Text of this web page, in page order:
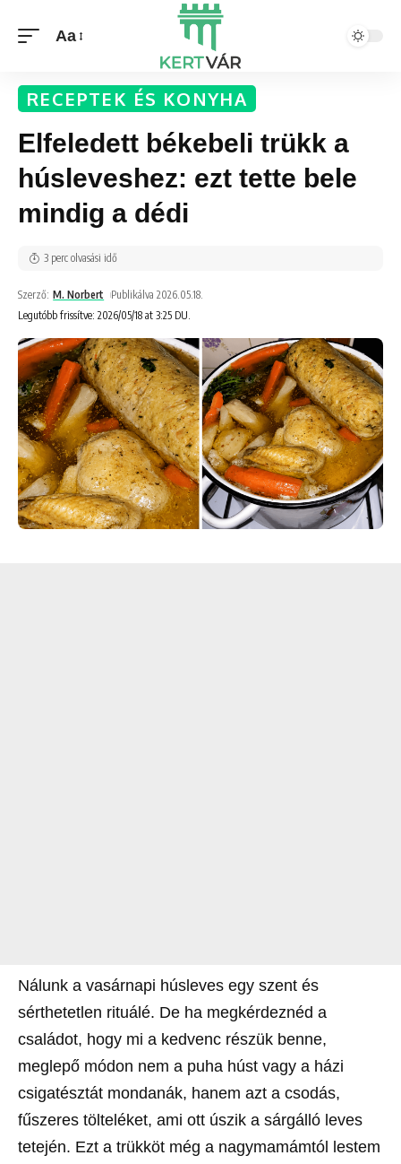
Aa
RECEPTEK ÉS KONYHA
Elfeledett békebeli trükk a
húsleveshez: ezt tette bele
mindig a dédi
Legutóbb frissítve: 2026/05/18 at 3:25 DU.
Szerző: M. Norbert Publikálva 2026.05.18.
3 perc olvasási idő
Nálunk a vasárnapi húsleves egy szent és
sérthetetlen rituálé. De ha megkérdeznéd a
családot, hogy mi a kedvenc részük benne,
meglepő módon nem a puha húst vagy a házi
csigatésztát mondanák, hanem azt a csodás,
fűszeres tölteléket, ami ott úszik a sárgálló leves
tetején. Ezt a trükköt még a nagymamámtól lestem